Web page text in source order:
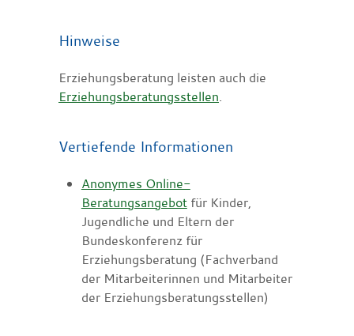
Hinweise
Erziehungsberatung leisten auch die
Erziehungsberatungsstellen.
Vertiefende Informationen
Anonymes Online-
Beratungsangebotfür Kinder,
Jugendliche und Eltern der
Bundeskonferenz für
Erziehungsberatung (Fachverband
der Mitarbeiterinnen und Mitarbeiter
der Erziehungsberatungsstellen)